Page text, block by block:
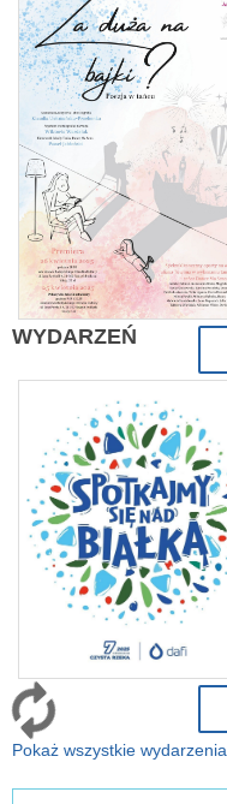
WYDARZEŃ
Pokaż wszystkie wydarzenia